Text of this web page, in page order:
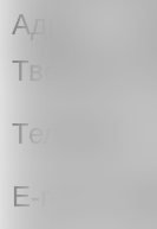
Адрес:
Тверская,
Телефон:
E-mail: